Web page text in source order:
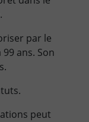
par le
ans. Son
peut